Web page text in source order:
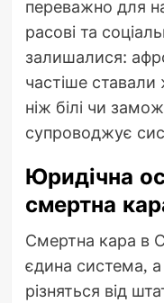
переважно для
расові та
залишалися:
частіше
ніж білі чи
супроводжує
Юридічна
смертна
Смертна кара в
єдина система,
різняться від